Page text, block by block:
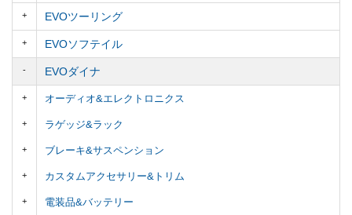
EVOツーリング
EVOソフテイル
EVOダイナ
オーディオ&エレクトロニクス
ラゲッジ&ラック
ブレーキ&サスペンション
カスタムアクセサリー&トリム
電装品&バッテリー